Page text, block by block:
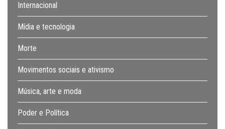
Internacional
Mídia e tecnologia
Morte
Movimentos sociais e ativismo
Música, arte e moda
Poder e Política